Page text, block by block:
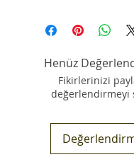
Henüz
Fikirlerinizi
değerlendirmeyi